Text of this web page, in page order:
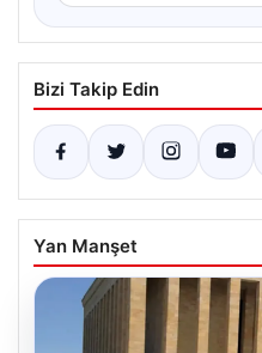
Bizi Takip Edin
Yan Manşet